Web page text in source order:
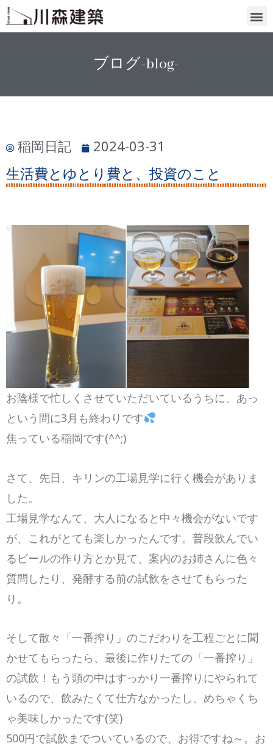
ブログ-blog-
稲岡日記 2024-03-31
生活費とゆとり費と、投資のこと
お陰様で忙しくさせていただいているうちに、あっ
という間に3月も終わりです
焦っている稲岡です(^^;)
さて、先日、キリンの工場見学に行く機会がありま
した。
工場見学なんて、大人になると中々機会がないです
が、これがとても楽しかったんです。普段飲んでい
るビールの作り方とか見て、 案内のお姉さんに色々
質問したり、 発酵する前の試飲をさせてもらった
り。
そして散々「一番搾り」のこだわりを工程ごとに聞
かせてもらったら、最後に作りたての「一番搾り」
の試飲！もう頭の中はすっかり一番搾りにやられて
いるので、飲みたくて仕方なかったし、めちゃくち
ゃ美味しかったです(笑)
500円で試飲までついているので、お得ですね～。お